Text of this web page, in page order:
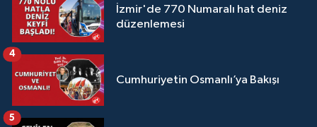
İzmir'de 770 Numaralı hat deniz
düzenlemesi
Cumhuriyetin Osmanlı’ya Bakışı
4
5